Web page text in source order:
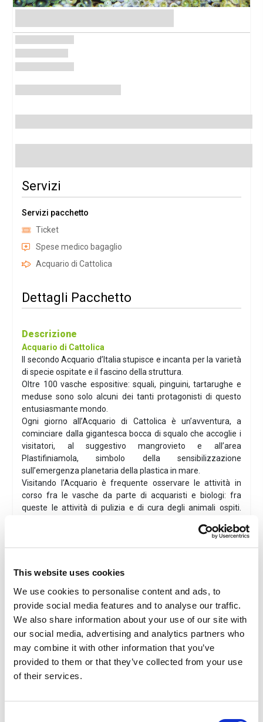
This website uses cookies
We use cookies to personalise content and ads, to
provide social media features and to analyse our traffic.
We also share information about your use of our site with
our social media, advertising and analytics partners who
may combine it with other information that you’ve
provided to them or that they’ve collected from your use
of their services.
Servizi
Servizi pacchetto
Ticket
Spese medico bagaglio
Acquario di Cattolica
Dettagli Pacchetto
Descrizione
Acquario di Cattolica
Il secondo Acquario d’Italia stupisce e incanta per la varietà
di specie ospitate e il fascino della struttura.
Oltre 100 vasche espositive: squali, pinguini, tartarughe e
meduse sono solo alcuni dei tanti protagonisti di questo
entusiasmante mondo.
Ogni giorno all’Acquario di Cattolica è un’avventura, a
cominciare dalla gigantesca bocca di squalo che accoglie i
visitatori, al suggestivo mangrovieto e all’area
Plastifiniamola, simbolo della sensibilizzazione
sull’emergenza planetaria della plastica in mare.
Visitando l’Acquario è frequente osservare le attività in
corso fra le vasche da parte di acquaristi e biologi: fra
queste le attività di pulizia e di cura degli animali ospiti.
mare in Emilia Romagna è l’ideale per staccare la spina e
Posizione: A soli 100 metri dal mare
Plus: Bambini gratis in hotel dal 02/06/26 al 16/07/26 e
dal 30/08/26 al 12/09/26
Nelle camere: nelle camere Classic troverai tutti i comfort
per concederti una vacanza rilassante: ventilatore a
soffitto, aria condizionata, TV 24”, mini frigo, telefono
diretto e Wi-Fi free, servizi privati con box doccia e
asciugacapelli, con o senza balcone, alcune con un